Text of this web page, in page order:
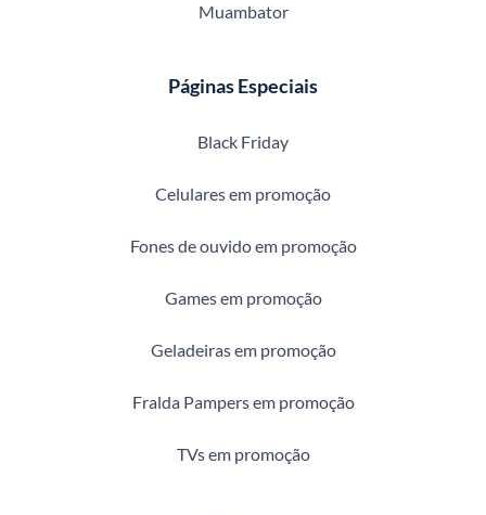
Muambator
Páginas Especiais
Black Friday
Celulares em promoção
Fones de ouvido em promoção
Games em promoção
Geladeiras em promoção
Fralda Pampers em promoção
TVs em promoção